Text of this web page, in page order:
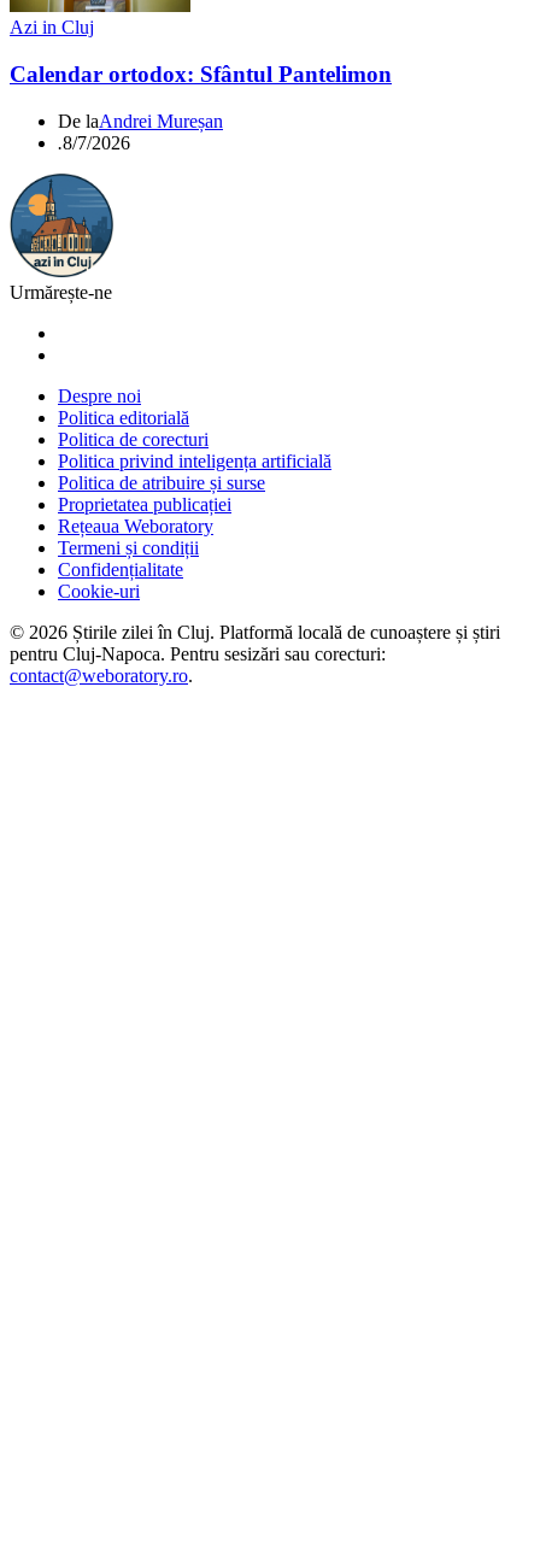
Azi in Cluj
Calendar ortodox: Sfântul Pantelimon
De laAndrei Mureșan
.8/7/2026
Urmărește-ne
Despre noi
Politica editorială
Politica de corecturi
Politica privind inteligența artificială
Politica de atribuire și surse
Proprietatea publicației
Rețeaua Weboratory
Termeni și condiții
Confidențialitate
Cookie-uri
© 2026 Știrile zilei în Cluj. Platformă locală de cunoaștere și știri
pentru Cluj-Napoca. Pentru sesizări sau corecturi:
contact@weboratory.ro.